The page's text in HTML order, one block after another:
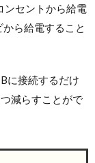
ンセントから給電
ら給電すること
に接続するだけ
減らすことがで